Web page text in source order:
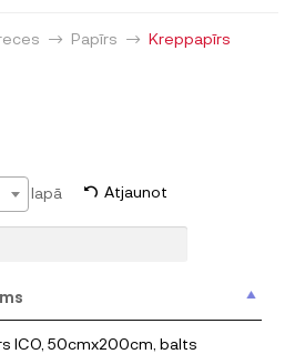
Papīrs Kreppapīrs
lapā Atjaunot
ICO, 50cmx200cm, balts